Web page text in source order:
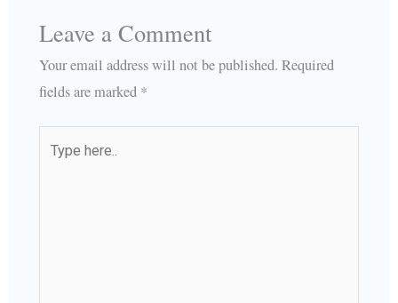
Leave a Comment
Your email address will not be published. Required
fields are marked *